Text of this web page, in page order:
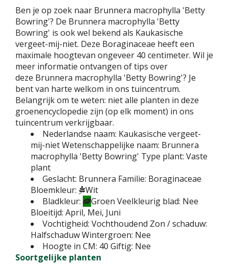
Ben je op zoek naar Brunnera macrophylla 'Betty
Bowring'? De Brunnera macrophylla 'Betty
Bowring' is ook wel bekend als Kaukasische
vergeet-mij-niet. Deze Boraginaceae heeft een
maximale hoogtevan ongeveer 40 centimeter. Wil je
meer informatie ontvangen of tips over
deze Brunnera macrophylla 'Betty Bowring'? Je
bent van harte welkom in ons tuincentrum.
Belangrijk om te weten: niet alle planten in deze
groenencyclopedie zijn (op elk moment) in ons
tuincentrum verkrijgbaar.
Nederlandse naam: Kaukasische vergeet-
mij-nietWetenschappelijke naam: Brunnera
macrophylla 'Betty Bowring' Type plant: Vaste
plant
Geslacht: Brunnera Familie: Boraginaceae
Bloemkleur:
Wit
Bladkleur:
Groen Veelkleurig blad: Nee
Bloeitijd: April, Mei, Juni
Vochtigheid: Vochthoudend Zon / schaduw:
HalfschaduwWintergroen: Nee
Hoogte in CM: 40 Giftig: Nee
Soortgelijke planten